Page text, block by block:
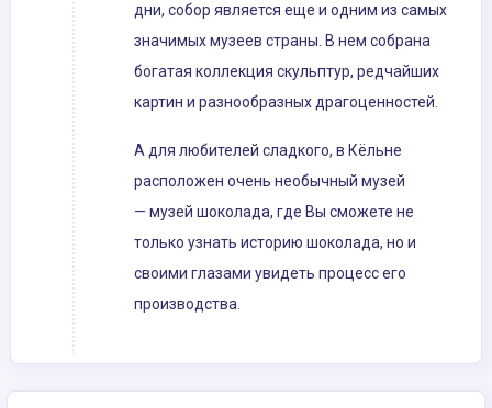
дни, собор является еще и одним из самых
значимых музеев страны. В нем собрана
богатая коллекция скульптур, редчайших
картин и разнообразных драгоценностей.
А для любителей сладкого, в Кёльне
расположен очень необычный музей
— музей шоколада, где Вы сможете не
только узнать историю шоколада, но и
своими глазами увидеть процесс его
производства.